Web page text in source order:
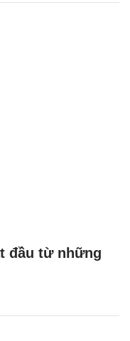
đầu từ những